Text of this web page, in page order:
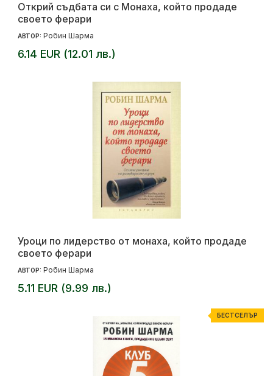
Открий съдбата си с Монаха, който продаде
своето ферари
АВТОР: Робин Шарма
6.14 EUR (12.01 лв.)
Уроци по лидерство от монаха, който продаде
своето ферари
АВТОР: Робин Шарма
5.11 EUR (9.99 лв.)
БЕСТСЕЛЪР